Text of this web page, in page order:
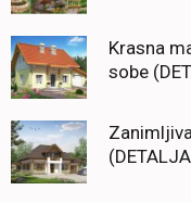
Krasna
sobe